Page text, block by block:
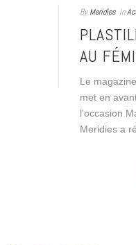
By Meridies In
AU
Le
met en
l'occasion
Meridies a